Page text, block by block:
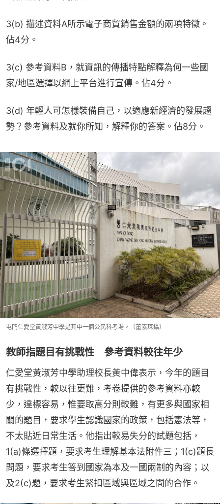
3(b) 描述資料A所示電子商貿銷售金額的兩項特徵。
佔4分。
3(c) 參考資料B，就資訊的傳播特點解釋為何一些國
家/地區選擇以網上平台進行宣傳。佔4分。
3(d) 年輕人可怎樣裝備自己，以適應新經濟的發展趨
勢？參考資料及就你所知，解釋你的答案。佔8分。
屯門仁愛堂黃淑芳中學是其中一個公民科考場。（董素琛攝）
教師指題目有挑戰性 參考資料較往年少
仁愛堂黃淑芳中學助理校長黃中偉表示，今年的題目
有挑戰性，較以往更難，考卷提供的參考資料亦較
少，達標容易，惟要取高分則較難，有更多與國家相
關的題目，要求學生認識國家的政策，包括憲法等，
不太貼近日常生活。他指出較易失分的試題包括，
1(a)條選擇題，要求考生理解基本法附件三；1(c)題長
問題，要求考生答到國家為本及一國兩制的內容；以
及2(c)題，要求考生緊扣區域與區域之間的合作。